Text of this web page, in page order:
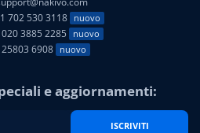
702 530 3118 nuovo
3885 2285 nuovo
6908 nuovo
e aggiornamenti:
ISCRIVITI